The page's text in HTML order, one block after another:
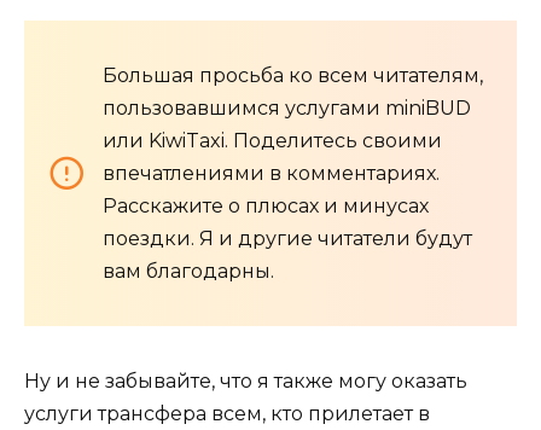
Большая просьба ко всем читателям,
пользовавшимся услугами miniBUD
или KiwiTaxi. Поделитесь своими
впечатлениями в комментариях.
Расскажите о плюсах и минусах
поездки. Я и другие читатели будут
вам благодарны.
Ну и не забывайте, что я также могу оказать
услуги трансфера всем, кто прилетает в